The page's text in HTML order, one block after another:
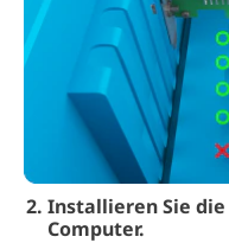
Installieren Sie die
Computer.